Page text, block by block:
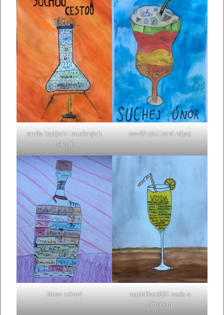
směs teplých i studených
nápojů
osvěžující letní nápoj
láhev zdraví
nejoblíbenější voda s
citronem